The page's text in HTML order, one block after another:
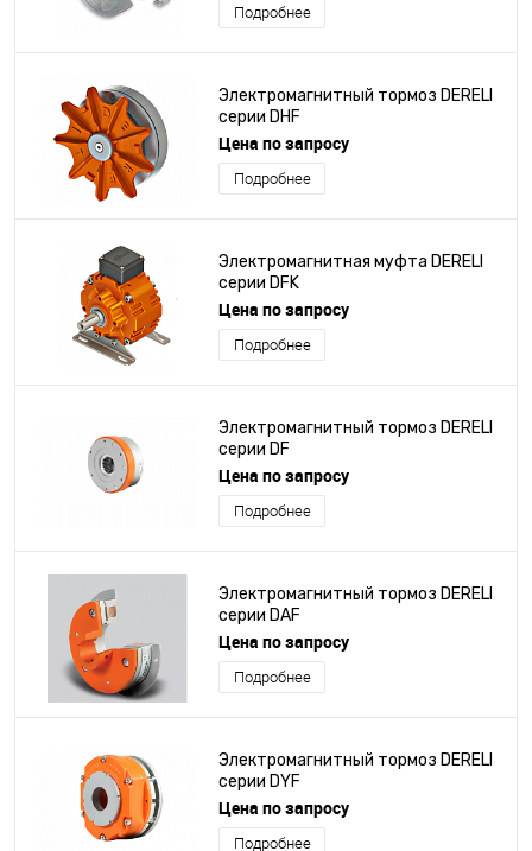
Подробнее
Электромагнитный тормоз DERELI
серии DHF
Цена по запросу
Подробнее
Электромагнитная муфта DERELI
серии DFK
Цена по запросу
Подробнее
Электромагнитный тормоз DERELI
серии DF
Цена по запросу
Подробнее
Электромагнитный тормоз DERELI
серии DAF
Цена по запросу
Подробнее
Электромагнитный тормоз DERELI
серии DYF
Цена по запросу
Подробнее